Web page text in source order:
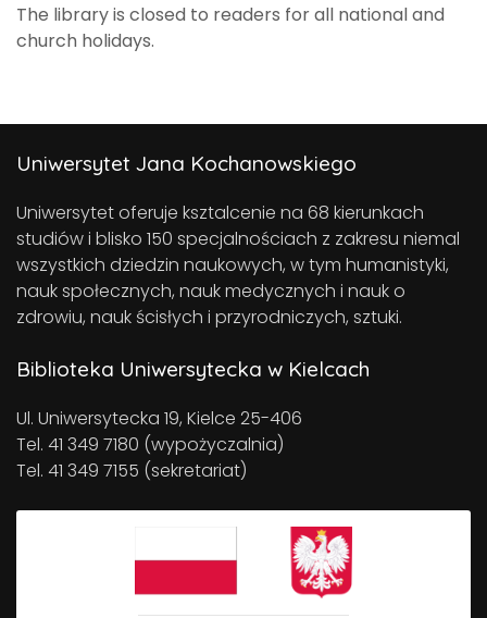
The library is closed to readers for all national and
church holidays.
Uniwersytet Jana Kochanowskiego
Uniwersytet oferuje ksztalcenie na 68 kierunkach
studiów i blisko 150 specjalnościach z zakresu niemal
wszystkich dziedzin naukowych, w tym humanistyki,
nauk społecznych, nauk medycznych i nauk o
zdrowiu, nauk ścisłych i przyrodniczych, sztuki.
Biblioteka Uniwersytecka w Kielcach
Ul. Uniwersytecka 19, Kielce 25-406
Tel. 41 349 7180 (wypożyczalnia)
Tel. 41 349 7155 (sekretariat)